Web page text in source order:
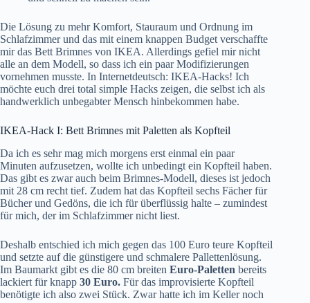
Die Lösung zu mehr Komfort, Stauraum und Ordnung im
Schlafzimmer und das mit einem knappen Budget verschaffte
mir das Bett Brimnes von IKEA. Allerdings gefiel mir nicht
alle an dem Modell, so dass ich ein paar Modifizierungen
vornehmen musste. In Internetdeutsch: IKEA-Hacks! Ich
möchte euch drei total simple Hacks zeigen, die selbst ich als
handwerklich unbegabter Mensch hinbekommen habe.
IKEA-Hack I: Bett Brimnes mit Paletten als Kopfteil
Da ich es sehr mag mich morgens erst einmal ein paar
Minuten aufzusetzen, wollte ich unbedingt ein Kopfteil haben.
Das gibt es zwar auch beim Brimnes-Modell, dieses ist jedoch
mit 28 cm recht tief. Zudem hat das Kopfteil sechs Fächer für
Bücher und Gedöns, die ich für überflüssig halte – zumindest
für mich, der im Schlafzimmer nicht liest.
Deshalb entschied ich mich gegen das 100 Euro teure Kopfteil
und setzte auf die günstigere und schmalere Pallettenlösung.
Im Baumarkt gibt es die 80 cm breiten Euro-Paletten bereits
lackiert für knapp 30 Euro. Für das improvisierte Kopfteil
benötigte ich also zwei Stück. Zwar hatte ich im Keller noch